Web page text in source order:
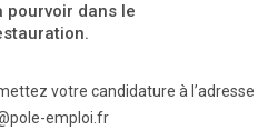
pourvoir dans le
votre candidature à l’adresse
emploi.fr